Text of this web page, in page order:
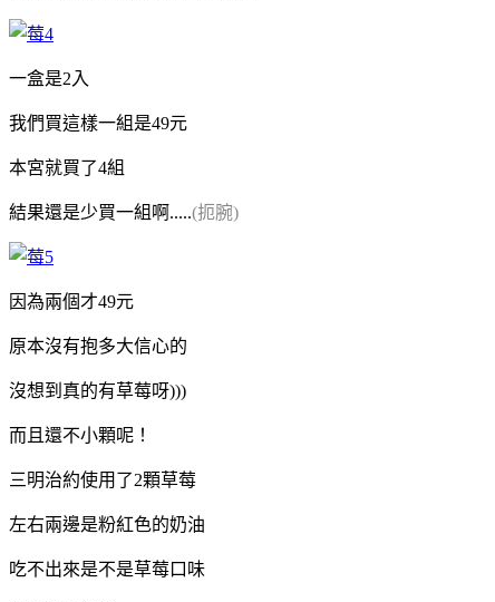
一盒是2入
我們買這樣一組是49元
本宮就買了4組
結果還是少買一組啊.....(扼腕)
因為兩個才49元
原本沒有抱多大信心的
沒想到真的有草莓呀)))
而且還不小顆呢！
三明治約使用了2顆草莓
左右兩邊是粉紅色的奶油
吃不出來是不是草莓口味